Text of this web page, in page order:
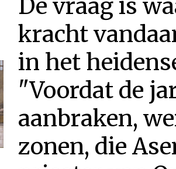
De vraag is
kracht
in het
"Voordat de
aanbraken,
zonen, die